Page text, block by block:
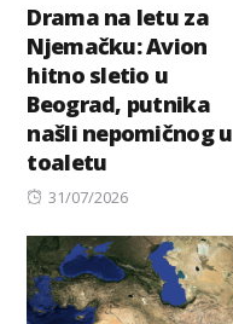
Drama na letu za
Njemačku: Avion
hitno sletio u
Beograd, putnika
našli nepomičnog u
toaletu
Posted
31/07/2026